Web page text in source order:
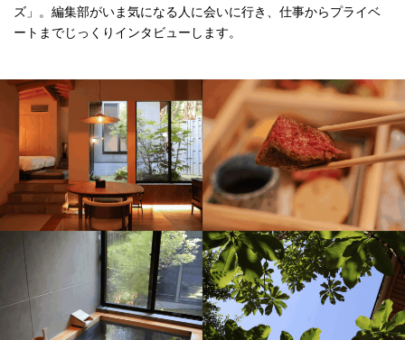
ズ」。編集部がいま気になる人に会いに行き、仕事からプライベ
ートまでじっくりインタビューします。